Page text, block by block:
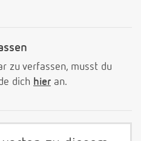
zu verfassen, musst du
dich hier an.